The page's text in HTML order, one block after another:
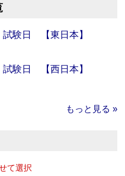
験日 【東日本】
験日 【西日本】
もっと見る »
て選択